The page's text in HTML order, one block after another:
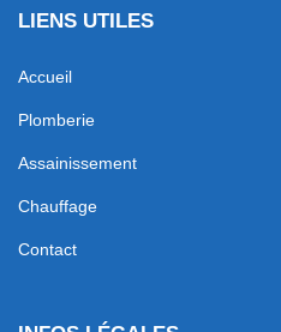
LIENS UTILES
Accueil
Plomberie
Assainissement
Chauffage
Contact